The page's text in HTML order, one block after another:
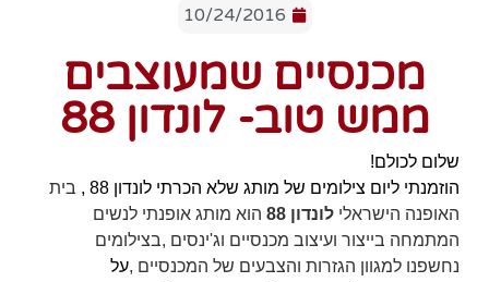
10/24/2016
מכנסיים שמעוצבים
ממש טוב- לונדון 88
שלום לכולם!
הוזמנתי ליום צילומים של מותג שלא הכרתי לונדון 88 ,
בית
האופנה הישראלי לונדון 88
הוא מותג אופנתי לנשים
המתמחה בייצור ועיצוב מכנסיים וג'ינסים ,בצילומים
נחשפנו למגוון הגזרות והצבעים של המכנסיים ,על